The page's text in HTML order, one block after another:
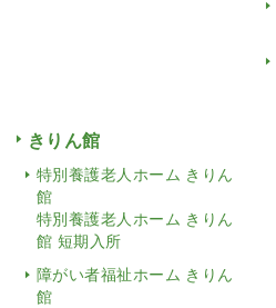
きりん館
特別養護老人ホーム きりん
館
特別養護老人ホーム きりん
館 短期入所
障がい者福祉ホーム きりん
館